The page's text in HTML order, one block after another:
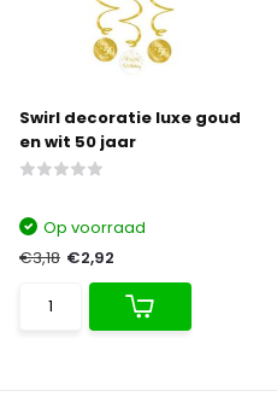
Swirl decoratie luxe goud
en wit 50 jaar
Op voorraad
€3,18 €2,92